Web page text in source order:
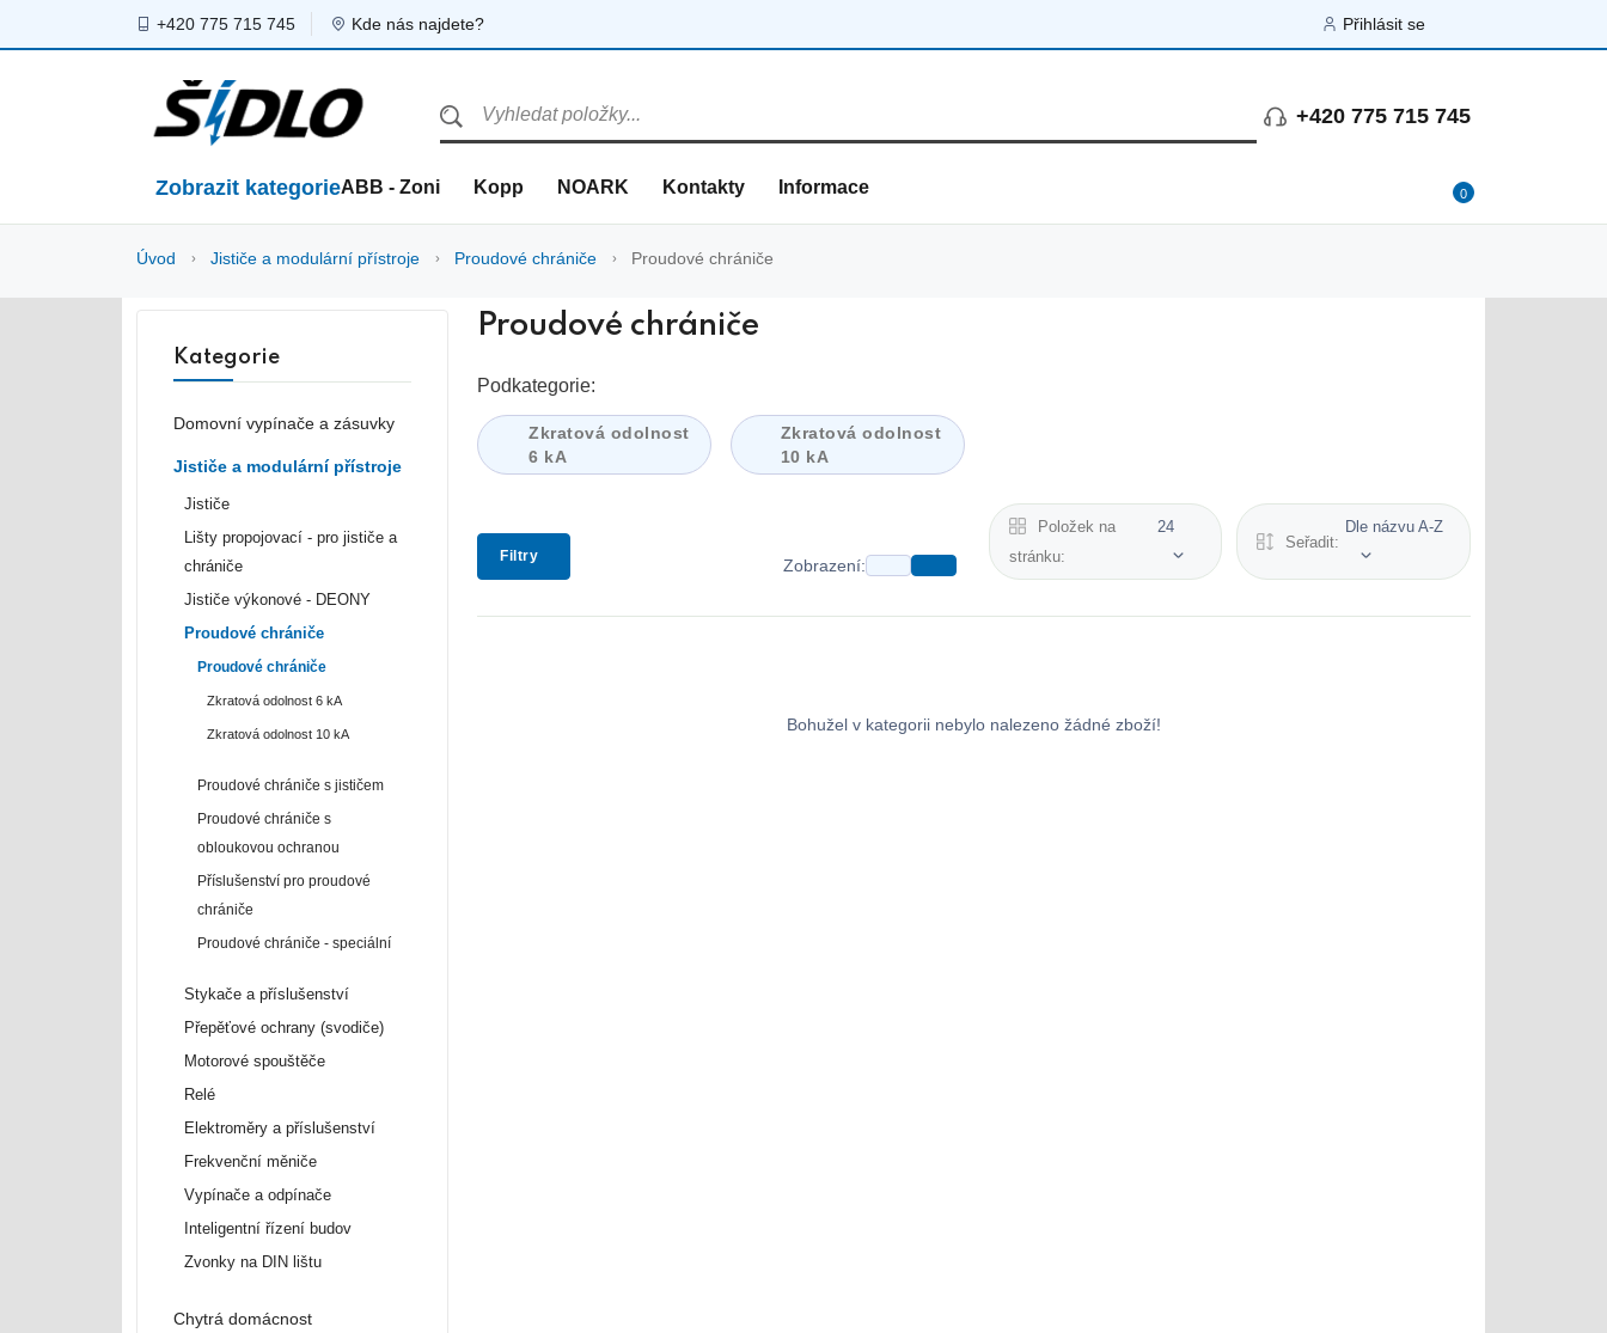
+420 775 715 745 Kde nás najdete? Přihlásit se
+420 775 715 745
Zobrazit kategorieABB - Zoni Kopp NOARK Kontakty Informace 0
Úvod Jističe a modulární přístroje Proudové chrániče Proudové chrániče
Proudové chrániče
Podkategorie:
Zkratová odolnost
6 kA
Zkratová odolnost
10 kA
Filtry Zobrazení:
Položek na
stránku:
24
Seřadit:
Dle názvu A-Z
Bohužel v kategorii nebylo nalezeno žádné zboží!
Kategorie
Domovní vypínače a zásuvky
Jističe a modulární přístroje
Jističe
Lišty propojovací - pro jističe a
chrániče
Jističe výkonové - DEONY
Proudové chrániče
Proudové chrániče
Zkratová odolnost 6 kA
Zkratová odolnost 10 kA
Proudové chrániče s jističem
Proudové chrániče s
obloukovou ochranou
Příslušenství pro proudové
chrániče
Proudové chrániče - speciální
Stykače a příslušenství
Přepěťové ochrany (svodiče)
Motorové spouštěče
Relé
Elektroměry a příslušenství
Frekvenční měniče
Vypínače a odpínače
Inteligentní řízení budov
Zvonky na DIN lištu
Chytrá domácnost